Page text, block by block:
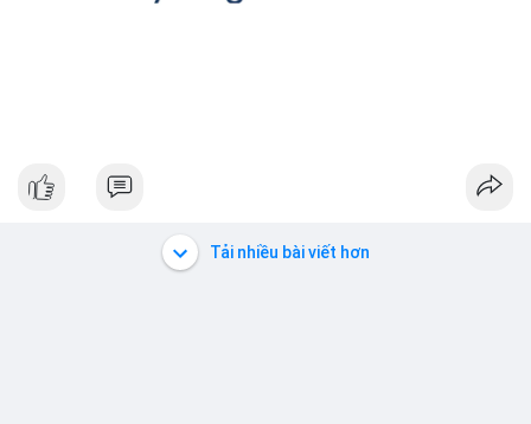
Tải nhiều bài viết hơn